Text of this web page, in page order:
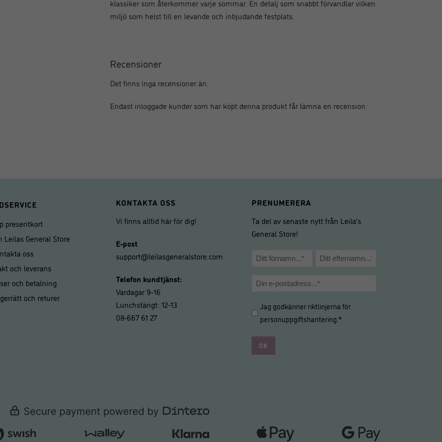
klassiker som återkommer varje sommar. En detalj som snabbt förvandlar vilken
miljö som helst till en levande och inbjudande festplats.
Recensioner
Det finns inga recensioner än.
Endast inloggade kunder som har köpt denna produkt får lämna en recension.
presentkort
Leilas General Store
oss
och leverans
och betalning
och returer
KONTAKTA OSS
Vi finns alltid här för dig!
E-post
support@leilasgeneralstore.com
Telefon kundtjänst:
Vardagar 9-16
Lunchstängt: 12-13
08-667 61 27
PRENUMERERA
Ta del av senaste nytt från Leila’s
General Store!
Namn
E-
Hantering
av
*
Jag godkänner riktlinjerna för
personuppgiftshantering .*